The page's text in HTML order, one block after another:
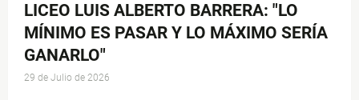
LICEO LUIS ALBERTO BARRERA: "LO
MÍNIMO ES PASAR Y LO MÁXIMO SERÍA
GANARLO"
29 de Julio de 2026